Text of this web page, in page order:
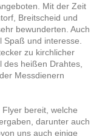
Mit der Zeit
Breitscheid und
bewunderten. Auch
und interesse.
zu kirchlicher
des heißen Drahtes,
Messdienern
bereit, welche
darunter auch
uns auch einige